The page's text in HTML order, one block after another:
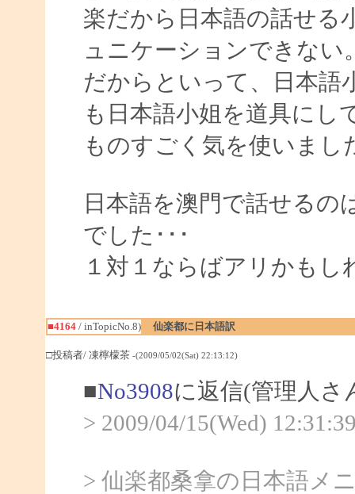
楽だから日本語の話せる
ュニケーションできない
だからといって、日本語
も日本語小姐を道具にし
ものすごく気を使いまし
日本語を澳門で話せるの
でした･･･
１対１ならばアリかもし
■4164/ inTopicNo.8) 仙楽都に日本語訳
□投稿者/ 凍檸檬茶 -(2009/05/02(Sat) 22:13:12)
■No3908に返信(管理人さ
> 2009/04/15(Wed)
> 仙楽都桑拿の日本語メ